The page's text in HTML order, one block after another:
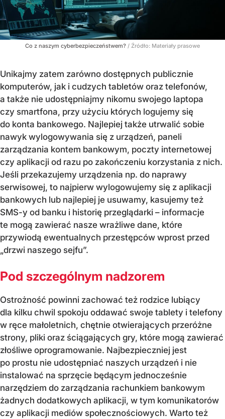
Co z naszym cyberbezpieczeństwem? / Źródło: Materiały prasowe
Unikajmy zatem zarówno dostępnych publicznie
komputerów, jak i cudzych tabletów oraz telefonów,
a także nie udostępniajmy nikomu swojego laptopa
czy smartfona, przy użyciu których logujemy się
do konta bankowego. Najlepiej także utrwalić sobie
nawyk wylogowywania się z urządzeń, paneli
zarządzania kontem bankowym, poczty internetowej
czy aplikacji od razu po zakończeniu korzystania z nich.
Jeśli przekazujemy urządzenia np. do naprawy
serwisowej, to najpierw wylogowujemy się z aplikacji
bankowych lub najlepiej je usuwamy, kasujemy też
SMS-y od banku i historię przeglądarki – informacje
te mogą zawierać nasze wrażliwe dane, które
przywiodą ewentualnych przestępców wprost przed
„drzwi naszego sejfu”.
Pod szczególnym nadzorem
Ostrożność powinni zachować też rodzice lubiący
dla kilku chwil spokoju oddawać swoje tablety i telefony
w ręce małoletnich, chętnie otwierających przeróżne
strony, pliki oraz ściągających gry, które mogą zawierać
złośliwe oprogramowanie. Najbezpieczniej jest
po prostu nie udostępniać naszych urządzeń i nie
instalować na sprzęcie będącym jednocześnie
narzędziem do zarządzania rachunkiem bankowym
żadnych dodatkowych aplikacji, w tym komunikatorów
czy aplikacji mediów społecznościowych. Warto też